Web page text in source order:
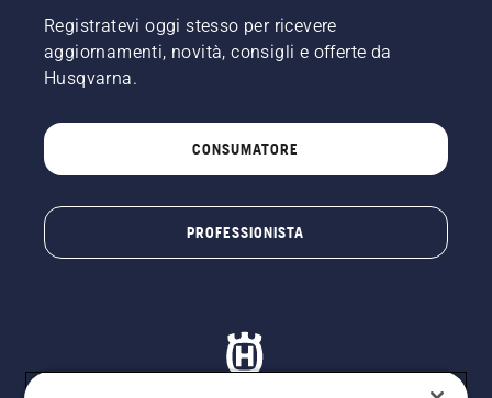
Registratevi oggi stesso per ricevere
aggiornamenti, novità, consigli e offerte da
Husqvarna.
CONSUMATORE
PROFESSIONISTA